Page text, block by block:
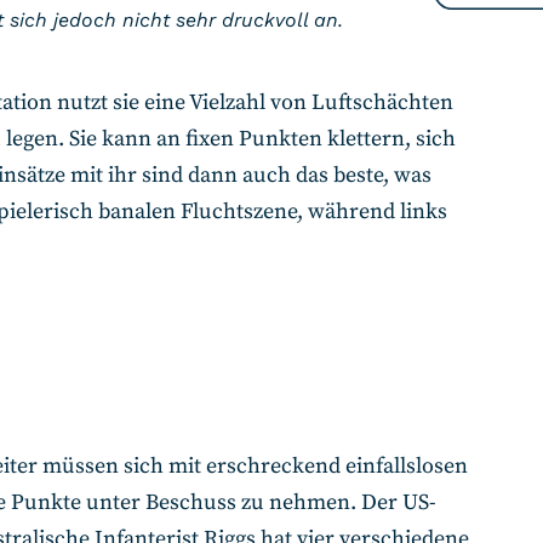
sich jedoch nicht sehr druckvoll an.
nutzt sie eine Vielzahl von Luftschächten
Sie kann an fixen Punkten klettern, sich
mit ihr sind dann auch das beste, was
banalen Fluchtszene, während links
müssen sich mit erschreckend einfallslosen
unter Beschuss zu nehmen. Der US-